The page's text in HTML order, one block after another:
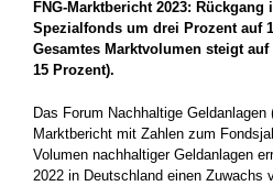
FNG-Marktbericht 2023:
Spezialfonds um drei Prozent auf
Gesamtes Marktvolumen steigt
15 Prozent).
Das Forum Nachhaltige
Marktbericht mit Zahlen zum
Volumen nachhaltiger Geldanlagen
2022 in Deutschland einen Zuwachs